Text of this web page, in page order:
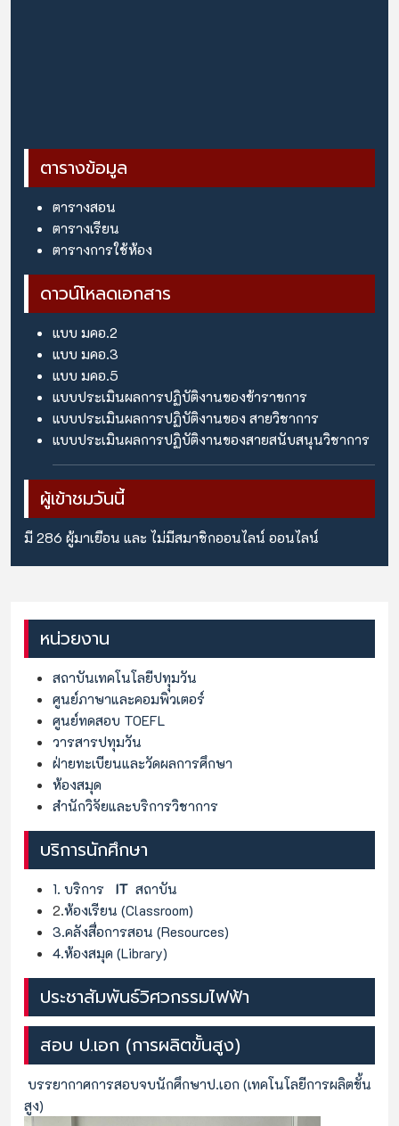
ตารางข้อมูล
ตารางสอน
ตารางเรียน
ตารางการใช้ห้อง
ดาวน์โหลดเอกสาร
แบบ มคอ.2
แบบ มคอ.3
แบบ มคอ.5
แบบประเมินผลการปฏิบัติงานของข้าราขการ
แบบประเมินผลการปฏิบัติงานของ สายวิชาการ
แบบประเมินผลการปฏิบัติงานของสายสนับสนุนวิชาการ
ผู้เข้าชมวันนี้
มี 286 ผู้มาเยือน และ ไม่มีสมาชิกออนไลน์ ออนไลน์
หน่วยงาน
สถาบันเทคโนโลยีปทุุมวัน
ศูนย์ภาษาและคอมพิวเตอร์
ศูนย์ทดสอบ TOEFL
วารสารปทุมวัน
ฝ่ายทะเบียนและวัดผลการศึกษา
ห้องสมุด
สำนักวิจัยและบริการวิชาการ
บริการนักศึกษา
1. บริการ IT สถาบัน
2.ห้องเรียน (Classroom)
3.คลังสื่อการสอน (Resources)
4.ห้องสมุด (Library)
ประชาสัมพันธ์วิศวกรรมไฟฟ้า
สอบ ป.เอก (การผลิตขั้นสูง)
บรรยากาศการสอบจบนักศึกษาป.เอก (เทคโนโลยีการผลิตขั้น
สูง)